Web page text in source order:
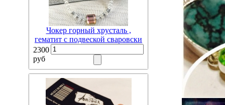
Чокер горный хрусталь ,
гематит с подвеской сваровски
2300
руб